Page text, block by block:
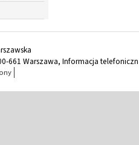
661 Warszawa, Informacja